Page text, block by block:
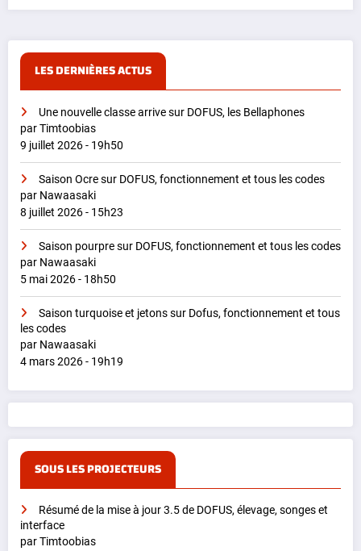
LES DERNIÈRES ACTUS
Une nouvelle classe arrive sur DOFUS, les Bellaphones
par Timtoobias
9 juillet 2026 - 19h50
Saison Ocre sur DOFUS, fonctionnement et tous les codes
par Nawaasaki
8 juillet 2026 - 15h23
Saison pourpre sur DOFUS, fonctionnement et tous les codes
par Nawaasaki
5 mai 2026 - 18h50
Saison turquoise et jetons sur Dofus, fonctionnement et tous
les codes
par Nawaasaki
4 mars 2026 - 19h19
SOUS LES PROJECTEURS
Résumé de la mise à jour 3.5 de DOFUS, élevage, songes et
interface
par Timtoobias